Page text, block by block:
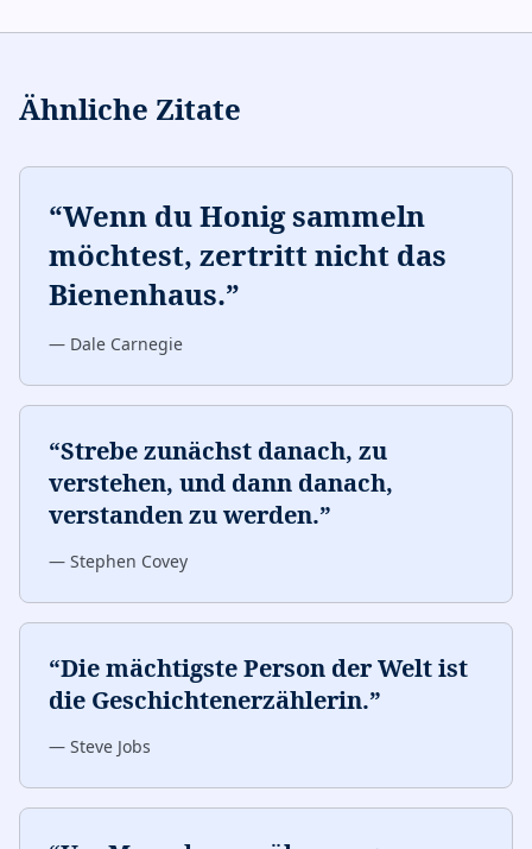
Ähnliche Zitate
“Wenn du Honig sammeln
möchtest, zertritt nicht das
Bienenhaus.”
— Dale Carnegie
“Strebe zunächst danach, zu
verstehen, und dann danach,
verstanden zu werden.”
— Stephen Covey
“Die mächtigste Person der Welt ist
die Geschichtenerzählerin.”
— Steve Jobs